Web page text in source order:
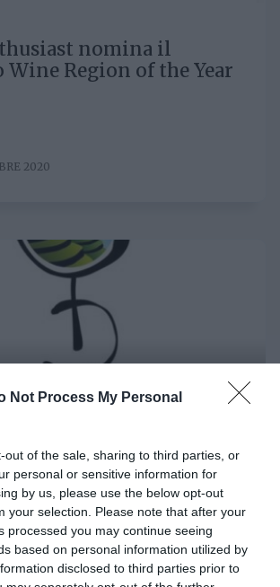
Not Process My Personal
out of the sale, sharing to third parties, or
personal or sensitive information for
by us, please use the below opt-out
your selection. Please note that after your
processed you may continue seeing
based on personal information utilized by
disclosed to third parties prior to
nomina il
Region of the Year
2020
in arrivo per i